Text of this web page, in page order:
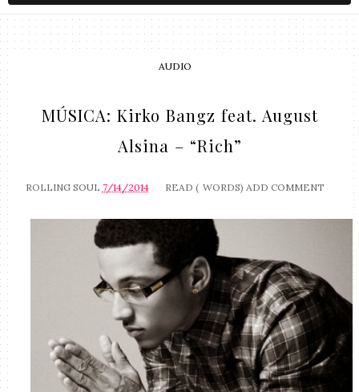
AUDIO
MÚSICA: Kirko Bangz feat. August
Alsina – “Rich”
ROLLING SOUL 7/14/2014 READ ( WORDS) ADD COMMENT